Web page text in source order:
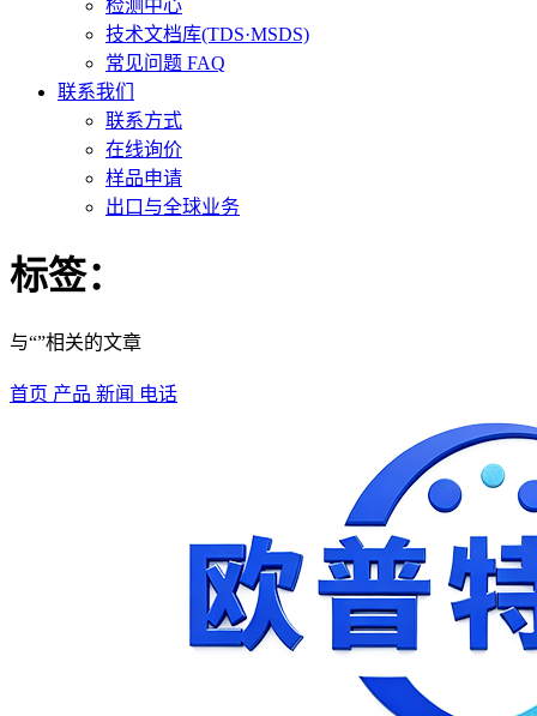
检测中心
技术文档库(TDS·MSDS)
常见问题 FAQ
联系我们
联系方式
在线询价
样品申请
出口与全球业务
标签：
与“”相关的文章
首页 产品 新闻 电话